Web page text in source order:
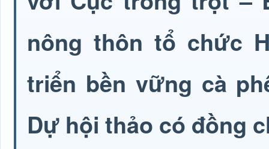
nông thôn tổ chức
triển bền vững cà
Dự hội thảo có đồng